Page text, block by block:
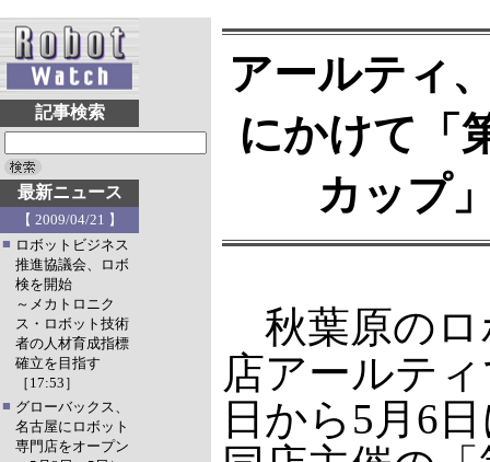
記事検索
最新ニュース
【 2009/04/21 】
■ ロボットビジネス
推進協議会、ロボ
検を開始
～メカトロニク
ス・ロボット技術
者の人材育成指標
確立を目指す
［17:53］
■ グローバックス、
名古屋にロボット
専門店をオープン
アールティ
にかけて「
カップ
秋葉原のロ
店アールテ
日から5月6